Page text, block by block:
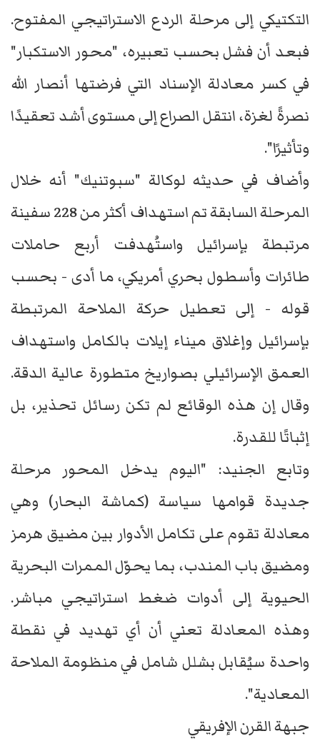
التكتيكي إلى مرحلة الردع الاستراتيجي المفتوح.
فبعد أن فشل بحسب تعبيره، "محور الاستكبار"
في كسر معادلة الإسناد التي فرضتها أنصار الله
نصرةً لغزة، انتقل الصراع إلى مستوى أشد تعقيدًا
وتأثيرًا".
وأضاف في حديثه لوكالة "سبوتنيك" أنه خلال
المرحلة السابقة تم استهداف أكثر من 228 سفينة
مرتبطة بإسرائيل واستُهدفت أربع حاملات
طائرات وأسطول بحري أمريكي، ما أدى - بحسب
قوله - إلى تعطيل حركة الملاحة المرتبطة
بإسرائيل وإغلاق ميناء إيلات بالكامل واستهداف
العمق الإسرائيلي بصواريخ متطورة عالية الدقة.
وقال إن هذه الوقائع لم تكن رسائل تحذير، بل
إثباتًا للقدرة.
وتابع الجنيد: "اليوم يدخل المحور مرحلة
جديدة قوامها سياسة (كماشة البحار) وهي
معادلة تقوم على تكامل الأدوار بين مضيق هرمز
ومضيق باب المندب، بما يحوّل الممرات البحرية
الحيوية إلى أدوات ضغط استراتيجي مباشر.
وهذه المعادلة تعني أن أي تهديد في نقطة
واحدة سيُقابل بشلل شامل في منظومة الملاحة
المعادية".
جبهة القرن الإفريقي